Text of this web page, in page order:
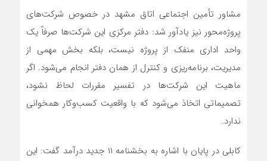
مشاور تأمین اجتماعی اتاق مشهد در خصوص شرکت‌های
پروژه‌محور نیز یادآور شد: دفتر مرکزی این شرکت‌ها صرفاً یک
واحد اداری منفک از پروژه نیست، بلکه بخش مهمی از
مدیریت، برنامه‌ریزی و کنترل از همان دفتر انجام می‌شود. اگر
ماهیت این شرکت‌ها در تفسیر مقررات لحاظ نشود،
تصمیماتی اتخاذ می‌شود که با واقعیت کسب‌وکار همخوانی
ندارد.
کابلی در پایان با اشاره به بخشنامه ۱۱ جدید درآمد گفت: این